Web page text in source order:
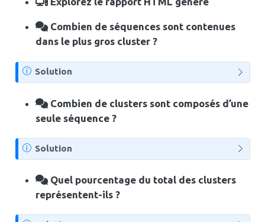
e
Combien de séquences sont contenues
dans le plus gros cluster ?
N
o
t
Solution
Combien de clusters sont composés d’une
seule séquence ?
N
o
t
Solution
Quel pourcentage du total des clusters
représentent-ils ?